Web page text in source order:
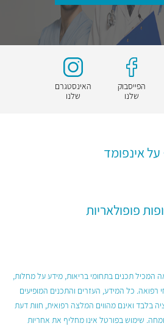
הפייסבוק
שלנו
האינסטגרם
שלנו
על אינפומד
פופולאריות
המכיל תכנים בתחומי בריאות, מידע על מחלות,
רפואה. כל המידע, העזרים והתכנים המופיעים
בלבד ואינם מהווים המלצה רפואית, חוות דעת
שימוש בפורטל אינו מחליף את אחריות